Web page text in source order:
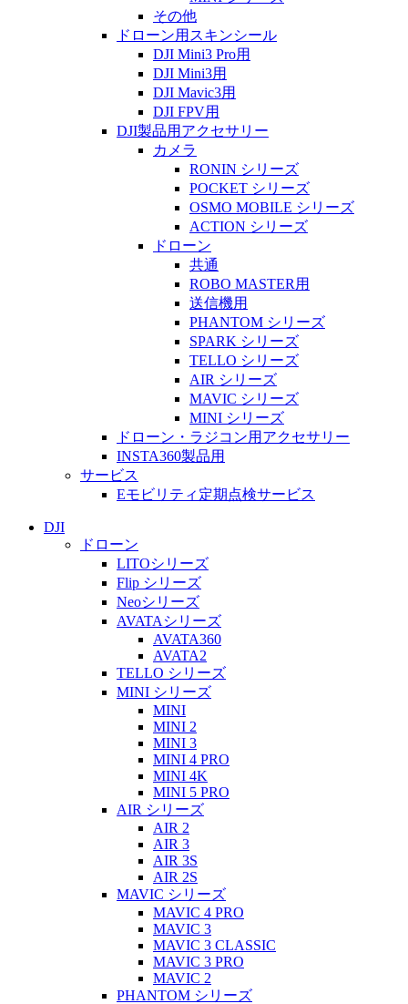
その他
ドローン用スキンシール
DJI Mini3 Pro用
DJI Mini3用
DJI Mavic3用
DJI FPV用
DJI製品用アクセサリー
カメラ
RONIN シリーズ
POCKET シリーズ
OSMO MOBILE シリーズ
ACTION シリーズ
ドローン
共通
ROBO MASTER用
送信機用
PHANTOM シリーズ
SPARK シリーズ
TELLO シリーズ
AIR シリーズ
MAVIC シリーズ
MINI シリーズ
ドローン・ラジコン用アクセサリー
INSTA360製品用
サービス
Eモビリティ定期点検サービス
DJI
ドローン
LITOシリーズ
Flip シリーズ
Neoシリーズ
AVATAシリーズ
AVATA360
AVATA2
TELLO シリーズ
MINI シリーズ
MINI
MINI 2
MINI 3
MINI 4 PRO
MINI 4K
MINI 5 PRO
AIR シリーズ
AIR 2
AIR 3
AIR 3S
AIR 2S
MAVIC シリーズ
MAVIC 4 PRO
MAVIC 3
MAVIC 3 CLASSIC
MAVIC 3 PRO
MAVIC 2
PHANTOM シリーズ